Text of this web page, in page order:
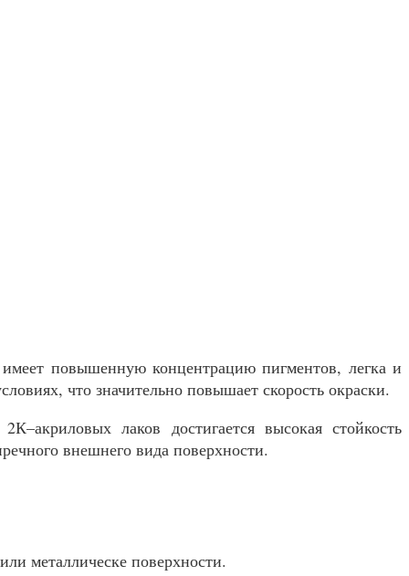
повышенную концентрацию пигментов, легка и
что значительно повышает скорость окраски.
лаков достигается высокая стойкость
внешнего вида поверхности.
металлическе поверхности.